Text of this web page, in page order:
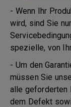
- Wenn Ihr
wird, sind Sie
spezielle, von
- Um den
müssen Sie
alle geforderten
dem Defekt